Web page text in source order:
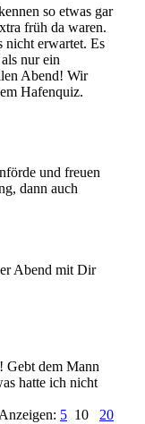
so etwas gar
früh da waren.
nicht erwartet. Es
nur ein
Abend! Wir
Hafenquiz.
und freuen
dann auch
Abend mit Dir
Gebt dem Mann
hatte ich nicht
Anzeigen: 5 10 20